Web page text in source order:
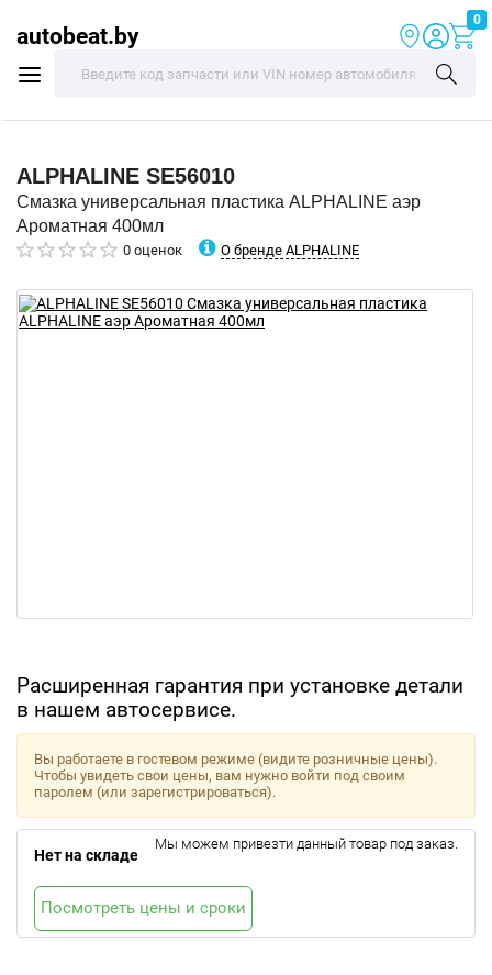
autobeat.by
0
ALPHALINE SE56010
Смазка универсальная пластика ALPHALINE аэр
Ароматная 400мл
0 оценок О бренде ALPHALINE
Расширенная гарантия при установке детали
в нашем автосервисе.
Вы работаете в гостевом режиме (видите розничные цены).
Чтобы увидеть свои цены, вам нужно войти под своим
паролем (или зарегистрироваться).
Нет на складе
Мы можем привезти данный товар под заказ.
Посмотреть цены и сроки